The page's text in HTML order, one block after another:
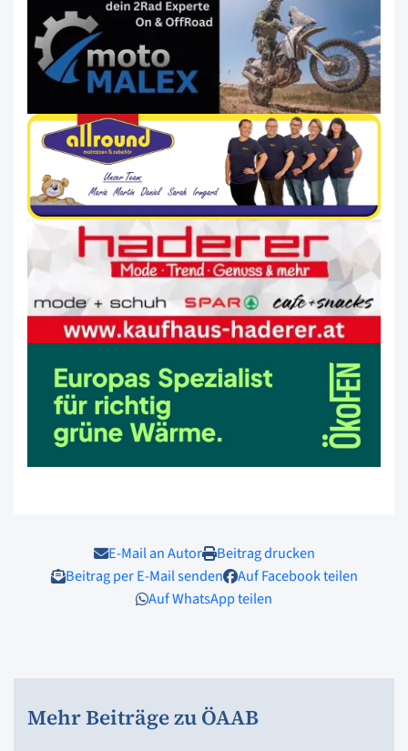
E-Mail an Autor
Beitrag drucken
Beitrag per E-Mail senden
Auf Facebook teilen
Auf WhatsApp teilen
Mehr Beiträge zu ÖAAB